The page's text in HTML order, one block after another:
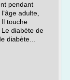
pendant
adulte,
touche
diabète de
diabète...